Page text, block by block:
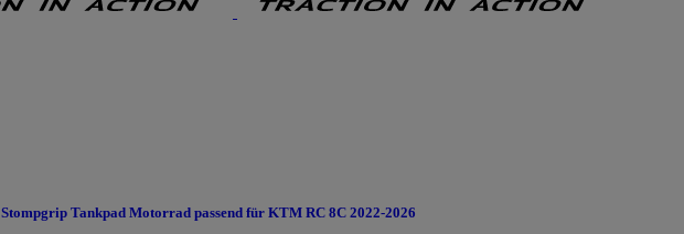
Stompgrip Tankpad Motorrad passend für KTM RC 8C 2022-2026